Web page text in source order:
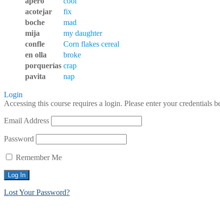
acotejar
fix
boche
mad
mija
my daughter
confle
Corn flakes cereal
en olla
broke
porquerías crap
pavita
nap
Login
Accessing this course requires a login. Please enter your credentials
Email Address
Password
Remember Me
Lost Your Password?